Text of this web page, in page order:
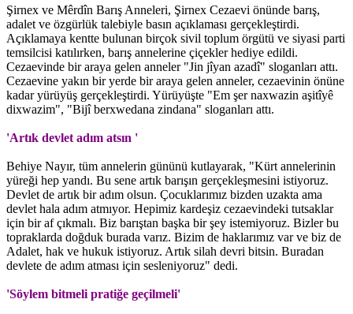
Şirnex ve Mêrdîn Barış Anneleri, Şirnex Cezaevi önünde barış,
adalet ve özgürlük talebiyle basın açıklaması gerçekleştirdi.
Açıklamaya kentte bulunan birçok sivil toplum örgütü ve siyasi parti
temsilcisi katılırken, barış annelerine çiçekler hediye edildi.
Cezaevinde bir araya gelen anneler "Jin jîyan azadî" sloganları attı.
Cezaevine yakın bir yerde bir araya gelen anneler, cezaevinin önüne
kadar yürüyüş gerçekleştirdi. Yürüyüşte "Em şer naxwazin aşitîyê
dixwazim", "Bijî berxwedana zindana" sloganları attı.
'Artık devlet adım atsın '
Behiye Nayır, tüm annelerin gününü kutlayarak, "Kürt annelerinin
yüreği hep yandı. Bu sene artık barışın gerçekleşmesini istiyoruz.
Devlet de artık bir adım olsun. Çocuklarımız bizden uzakta ama
devlet hala adım atmıyor. Hepimiz kardeşiz cezaevindeki tutsaklar
için bir af çıkmalı. Biz barıştan başka bir şey istemiyoruz. Bizler bu
topraklarda doğduk burada varız. Bizim de haklarımız var ve biz de
Adalet, hak ve hukuk istiyoruz. Artık silah devri bitsin. Buradan
devlete de adım atması için sesleniyoruz" dedi.
'Söylem bitmeli pratiğe geçilmeli'